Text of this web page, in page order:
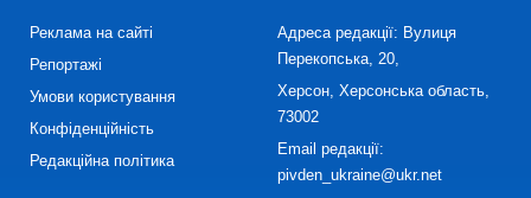
Реклама на сайті
Репортажі
Умови користування
Конфіденційність
Редакційна політика
Адреса редакції: Вулиця
Перекопська, 20,
Херсон, Херсонська область,
73002
Email редакції:
pivden_ukraine@ukr.net